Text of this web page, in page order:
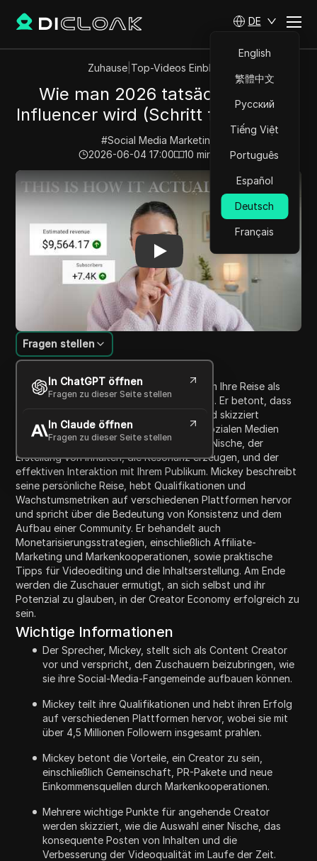
DE
English
繁體中文
Русский
Tiếng Việt
Português
Español
Deutsch
Français
Zuhause Top-Videos Einblicke
Wie man 2026 tatsächlich ein
Influencer wird (Schritt für Schritt!)
#Social Media Marketing
2026-06-04 17:00
10 min lesen
Play Video:Wie man 2026 tatsächlich ein Influencer
Inhaltsübersicht
Fragen stellen
In ChatGPT öffnen
Fragen zu dieser Seite stellen
In Claude öffnen
Fragen zu dieser Seite stellen
In diesem Video teilt Mickey Strategien, um Ihre Reise als
Content Creator und Influencer zu starten. Er betont, dass
man bei null Followern anfangen sollte, und skizziert
wesentliche Schritte, um Ihre Präsenz in sozialen Medien
aufzubauen, einschließlich der Wahl einer Nische, der
Erstellung von Inhalten, die Resonanz erzeugen, und der
effektiven Interaktion mit Ihrem Publikum. Mickey beschreibt
seine persönliche Reise, hebt Qualifikationen und
Wachstumsmetriken auf verschiedenen Plattformen hervor
und spricht über die Bedeutung von Konsistenz und dem
Aufbau einer Community. Er behandelt auch
Monetarisierungsstrategien, einschließlich Affiliate-
Marketing und Markenkooperationen, sowie praktische
Tipps für Videoediting und die Inhaltserstellung. Am Ende
werden die Zuschauer ermutigt, an sich selbst und ihr
Potenzial zu glauben, in der Creator Economy erfolgreich zu
sein.
Wichtige Informationen
Der Sprecher, Mickey, stellt sich als Content Creator
vor und verspricht, den Zuschauern beizubringen, wie
sie ihre Social-Media-Fangemeinde aufbauen können.
Mickey teilt ihre Qualifikationen und hebt ihren Erfolg
auf verschiedenen Plattformen hervor, wobei sie mit
über 4,5 Millionen Followern insgesamt prahlen.
Mickey betont die Vorteile, ein Creator zu sein,
einschließlich Gemeinschaft, PR-Pakete und neue
Einkommensquellen durch Markenkooperationen.
Mehrere wichtige Punkte für angehende Creator
werden skizziert, wie die Auswahl einer Nische, das
konsequente Posten von Inhalten und die
Verbesserung der Videoqualität im Laufe der Zeit.